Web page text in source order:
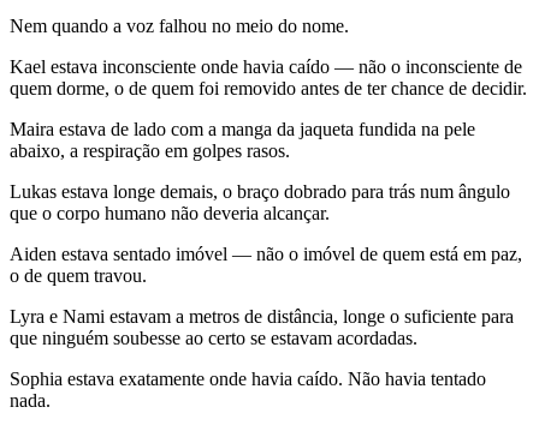
Nem quando a voz falhou no meio do nome.
Kael estava inconsciente onde havia caído — não o inconsciente de
quem dorme, o de quem foi removido antes de ter chance de decidir.
Maira estava de lado com a manga da jaqueta fundida na pele
abaixo, a respiração em golpes rasos.
Lukas estava longe demais, o braço dobrado para trás num ângulo
que o corpo humano não deveria alcançar.
Aiden estava sentado imóvel — não o imóvel de quem está em paz,
o de quem travou.
Lyra e Nami estavam a metros de distância, longe o suficiente para
que ninguém soubesse ao certo se estavam acordadas.
Sophia estava exatamente onde havia caído. Não havia tentado
nada.